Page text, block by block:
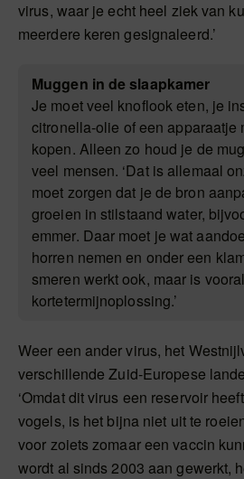
virus, waar je echt heel ziek van
meerdere keren gesignaleerd.’
Muggen in de slaapkamer
Je moet veel knoflook eten, je
citronella-olie of een apparaatje
kopen. Alleen zo houd je de
veel mensen. ‘Dat is allemaal
moet zorgen dat je de bron
groeien in stilstaand water,
emmer. Daar moet je wat
horren nemen en onder een
smeren werkt ook, maar is
kortetermijnoplossing.’
Weer een ander virus, het
verschillende Zuid-Europese
‘Omdat dit virus een reservoir
vogels, is het bijna niet uit te
voor zoiets zomaar een vaccin
wordt al sinds 2003 aan gewerkt,